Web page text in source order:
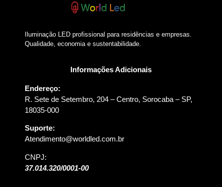
Iluminação LED profissional para residências e empresas.
Qualidade, economia e sustentabilidade.
Informações Adicionais
Endereço:
R. Sete de Setembro, 204 – Centro, Sorocaba – SP,
18035-000
Suporte:
Atendimento@worldled.com.br
CNPJ:
37.014.320/0001-00